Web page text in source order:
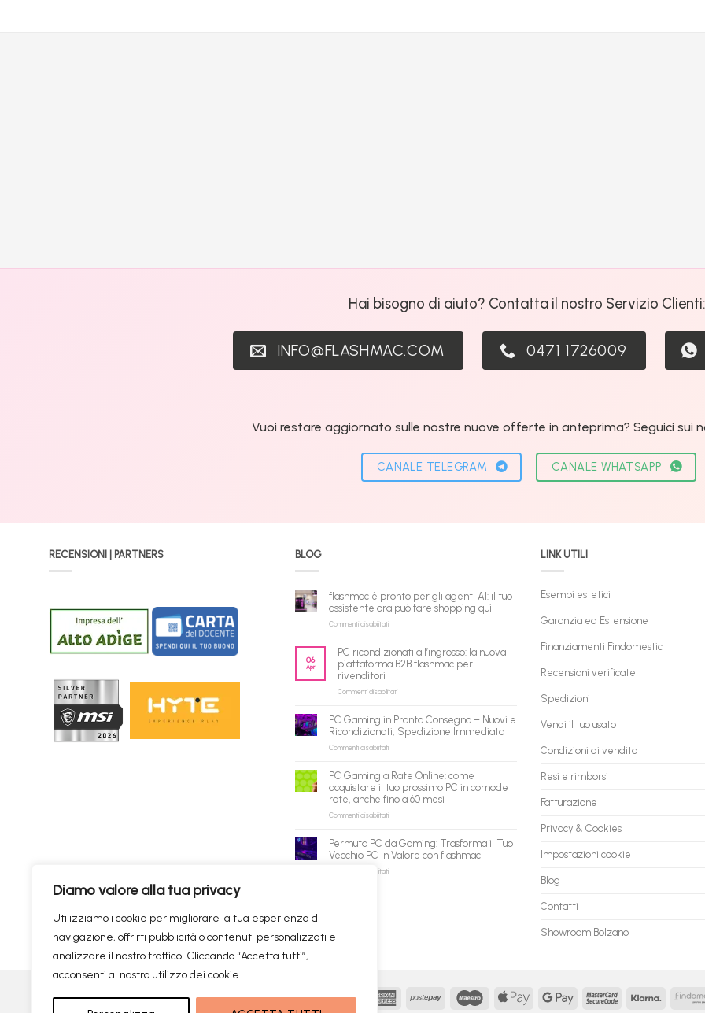
Diamo valore alla tua privacy
Utilizziamo i cookie per migliorare la tua esperienza di
navigazione, offrirti pubblicità o contenuti personalizzati e
analizzare il nostro traffico. Cliccando “Accetta tutti”,
acconsenti al nostro utilizzo dei cookie.
Hai bisogno di aiuto? Contatta il nostro Servizio
INFO@FLASHMAC.COM 0471 1726009
Vuoi restare aggiornato sulle nostre nuove offerte in anteprima? Seguici sui
CANALE TELEGRAM CANALE WHATSAPP
RECENSIONI | PARTNERS BLOG
flashmac è pronto per gli agenti AI: il tuo
assistente ora può fare shopping qui
Commenti disabilitatisu
pronto
per
agenti
tuo
assistente
shopping
qui
06
Apr
PC ricondizionati all’ingrosso: la nuova
piattaforma B2B flashmac per
rivenditori
Commenti disabilitatisu
all’ingrosso:
la
flashmac
per
rivenditori
PC Gaming in Pronta Consegna – Nuovi e
Ricondizionati, Spedizione Immediata
Commenti disabilitatisu
in
Pronta
Consegna
–
Ricondizionati,
Spedizione
PC Gaming a Rate Online: come
acquistare il tuo prossimo PC in comode
rate, anche fino a 60 mesi
Commenti disabilitatisu
a
Rate
Online:
fino
a
Permuta PC da Gaming: Trasforma il Tuo
Vecchio PC in Valore con flashmac
Commenti disabilitatisu
Valore
con
LINK UTILI
Esempi estetici
Garanzia ed Estensione
Finanziamenti Findomestic
Recensioni verificate
Spedizioni
Vendi il tuo usato
Condizioni di vendita
Resi e rimborsi
Fatturazione
Privacy & Cookies
Impostazioni cookie
Blog
Contatti
Showroom Bolzano
Visa PayPal MasterCardAmericanPostepay Maestro Apple
Google MasterCardKlarna
RICERCHE DI TENDENZA ✦ Prodotti consigliati